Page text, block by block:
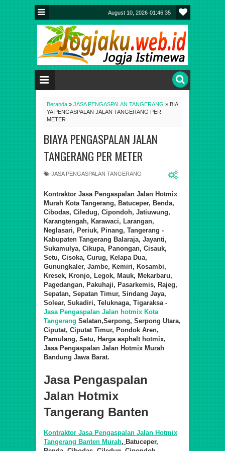
August 10, 2026 01:46:36
Beranda » JASA PENGASPALAN TANGERANG » BIA
YA PENGASPALAN JALAN TANGERANG PER
METER
BIAYA PENGASPALAN JALAN
TANGERANG PER METER
JASA PENGASPALAN TANGERANG
Kontraktor Jasa Pengaspalan Jalan Hotmix
Murah Kota Tangerang, Batuceper, Benda,
Cibodas, Ciledug, Cipondoh, Jatiuwung,
Karangtengah, Karawaci, Larangan,
Neglasari, Periuk, Pinang, Tangerang -
Kabupaten Tangerang Balaraja, Jayanti,
Sukamulya, Cikupa, Panongan, Cisauk,
Setu, Cisoka, Curug, Kelapa Dua,
Gunungkaler, Jambe, Kemiri, Kosambi,
Kresek, Kronjo, Legok, Mauk, Mekarbaru,
Pagedangan, Pakuhaji, Pasarkemis, Rajeg,
Sepatan, Sepatan Timur, Sindang Jaya,
Solear, Sukadiri, Teluknaga, Tigaraksa -
Jasa Pengaspalan Jalan hotmix Kota
Tangerang Selatan,Serpong, Serpong Utara,
Ciputat, Ciputat Timur, Pondok Aren,
Pamulang, Setu, Harga asphalt hotmix,
Jasa Pengaspalan Jalan Hotmix Murah
Bandung Jawa Barat.
Jasa Pengaspalan
Jalan Hotmix
Tangerang Banten
Kontraktor Jasa Pengaspalan Jalan Hotmix
Tangerang Banten Murah, Batuceper,